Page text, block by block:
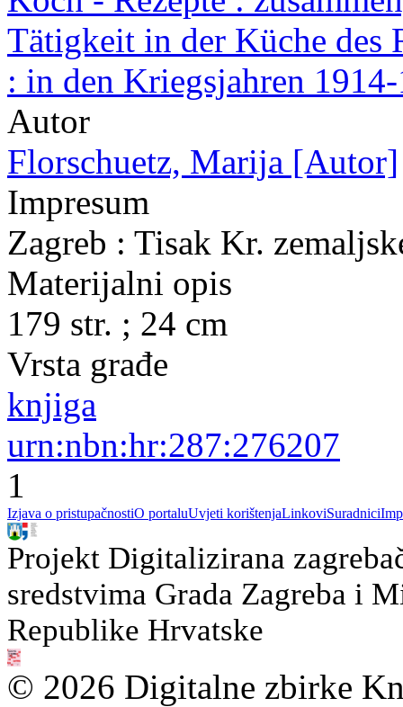
Tätigkeit in der Küche des
: in den Kriegsjahren
Autor
Florschuetz, Marija [Autor]
Impresum
Zagreb : Tisak Kr.
Materijalni opis
179 str. ; 24 cm
Vrsta građe
knjiga
urn:nbn:hr:287:276207
1
Izjava o pristupačnostiO portaluUvjeti korištenjaLinkoviSuradnici
Projekt Digitalizirana
sredstvima Grada Zagreba i
Republike Hrvatske
© 2026 Digitalne zbirke